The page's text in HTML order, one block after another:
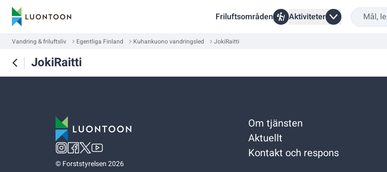
Friluftsområden Aktiviteter
Vandring & friluftsliv Egentliga Finland Kuhankuono vandringsled JokiRaitti
JokiRaitti
©Forststyrelsen 2026
Om tjänsten
Aktuellt
Kontakt och respons